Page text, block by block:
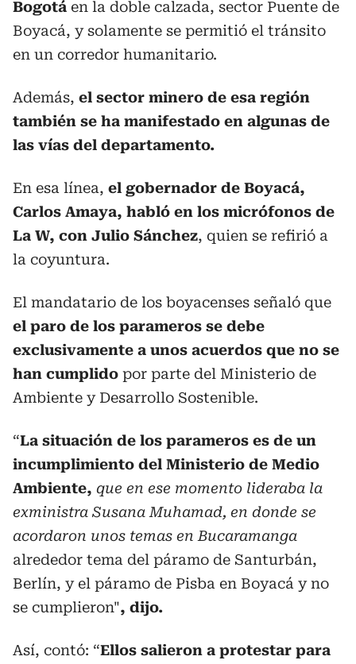
Bogotá en la doble calzada, sector Puente de
Boyacá, y solamente se permitió el tránsito
en un corredor humanitario.
Además, el sector minero de esa región
también se ha manifestado en algunas de
las vías del departamento.
En esa línea, el gobernador de Boyacá,
Carlos Amaya, habló en los micrófonos de
La W, con Julio Sánchez, quien se refirió a
la coyuntura.
El mandatario de los boyacenses señaló que
el paro de los parameros se debe
exclusivamente a unos acuerdos que no se
han cumplido por parte del Ministerio de
Ambiente y Desarrollo Sostenible.
“La situación de los parameros es de un
incumplimiento del Ministerio de Medio
Ambiente, que en ese momento lideraba la
exministra Susana Muhamad, en donde se
acordaron unos temas en Bucaramanga
alrededor tema del páramo de Santurbán,
Berlín, y el páramo de Pisba en Boyacá y no
se cumplieron", dijo.
Así, contó: “Ellos salieron a protestar para